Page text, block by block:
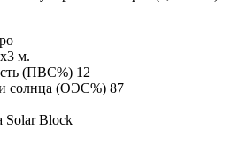
м.
(ПВС%) 12
солнца (ОЭС%) 87
Solar Block